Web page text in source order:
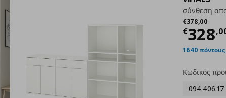
σύνθεση
€378,00
Αρχική τιμή
€328,
1640
Κωδικός
094.406.17